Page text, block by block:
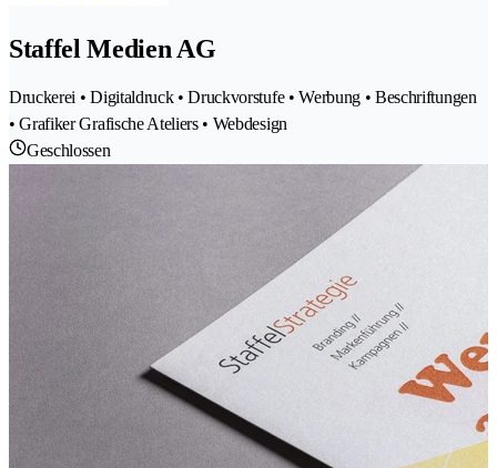
Staffel Medien AG
Druckerei • Digitaldruck • Druckvorstufe • Werbung • Beschriftungen
• Grafiker Grafische Ateliers • Webdesign
Geschlossen